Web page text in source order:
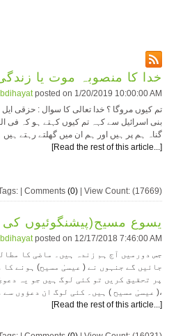
خدا کا منصوبہ موت یا
posted on 1/20/2019 10:00:00 AM
بنی اسرائیل سے کہہ تم کيوں کہتے ہو کہ فی
گناہ ہم پر ہیں اور ہم ان میں گھلتے رہتے
[Read the rest of this article...]
| Comments (0)| View Count: (17669)
یسوع مسیح(پیشنگوئیوں
posted on 12/17/2018 7:46:00 AM
جس دورمیں آج ہم زندہ ہیں۔ ماضی کا
جائیں گے جنہوں نے ( عیسیٰ مسیح) ہونے کا
پر تحقیق کریں تو کئی لوگ ہیں جو یہ
( عیسیٰ مسیح ) ہیں۔ کئی لوگ ان دعؤوں سے دھوکہ کھا چکے ہیں،
[Read the rest of this article...]